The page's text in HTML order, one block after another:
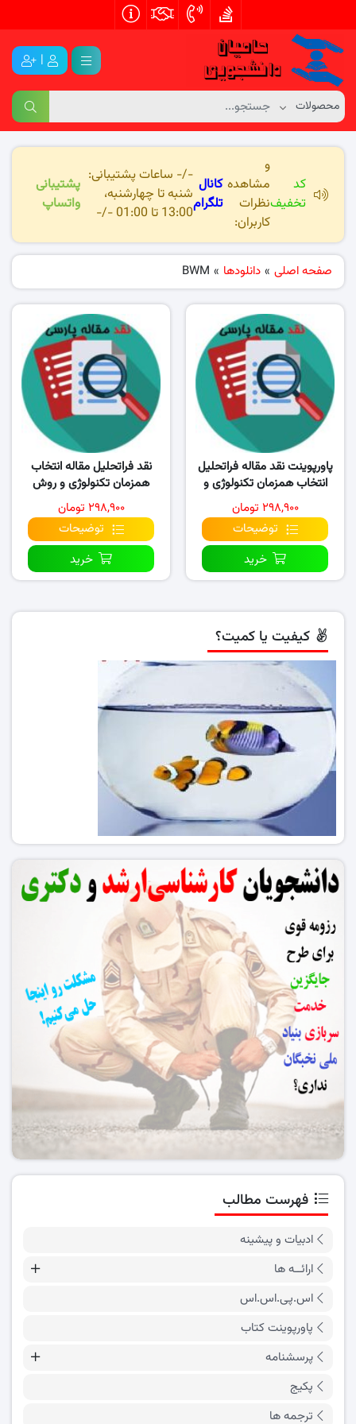
|
کد
تخفیف
و
مشاهده
نظرات
کاربران:
کانال
تلگرام
-/- ساعات پشتیبانی:
شنبه تا چهارشنبه،
13:00 تا 01:00 -/-
پشتیبانی
واتساپ
صفحه اصلی » دانلودها »
BWM
پاورپوینت نقد مقاله فراتحلیل
انتخاب همزمان تکنولوژی و
روش انتقال آن…
۲۹۸,۹۰۰ تومان
توضیحات
خرید
نقد فراتحلیل مقاله انتخاب
همزمان تکنولوژی و روش
انتقال از ارجحترین تامین..
۲۹۸,۹۰۰ تومان
توضیحات
خرید
کیفیت یا کمیت؟
فهرست مطالب
ادبیات و پیشینه
ارائــه ها
اس.پی.اس.اس
پاورپوینت کتاب
پرسشنامه
پکیج
ترجمه ها